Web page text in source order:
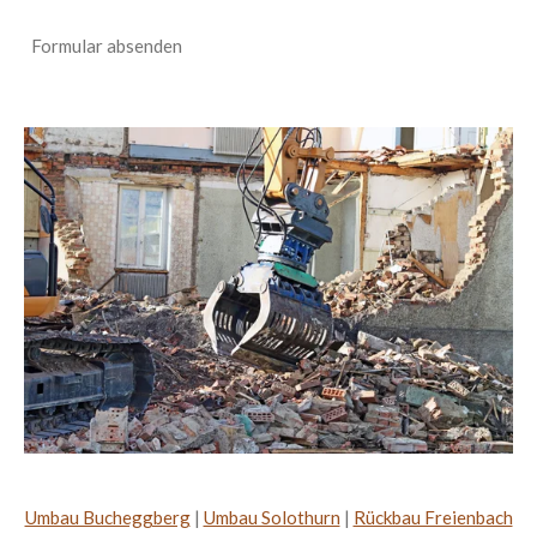
Formular absenden
Umbau Bucheggberg| Umbau Solothurn | Rückbau Freienbach